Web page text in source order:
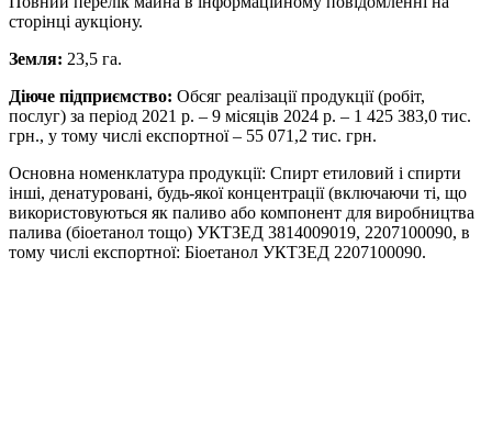
сторінці аукціону.
Земля: 23,5 га.
Діюче підприємство: Обсяг реалізації продукції (робіт,
послуг) за період 2021 р. – 9 місяців 2024 р. – 1 425 383,0 тис.
грн., у тому числі експортної – 55 071,2 тис. грн.
Основна номенклатура продукції: Спирт етиловий і спирти
інші, денатуровані, будь-якої концентрації (включаючи ті, що
використовуються як паливо або компонент для виробництва
палива (біоетанол тощо) УКТЗЕД 3814009019, 2207100090, в
тому числі експортної: Біоетанол УКТЗЕД 2207100090.